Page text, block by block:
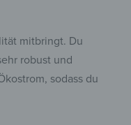
mitbringt. Du
robust und
sodass du